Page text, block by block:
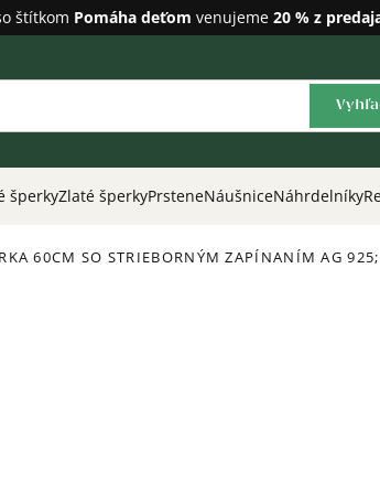
štítkom Pomáha deťom venujeme 20 % z
šperkyZlaté šperkyPrsteneNáušniceNáhrdelníky
60CM SO STRIEBORNÝM ZAPÍNANÍMAG